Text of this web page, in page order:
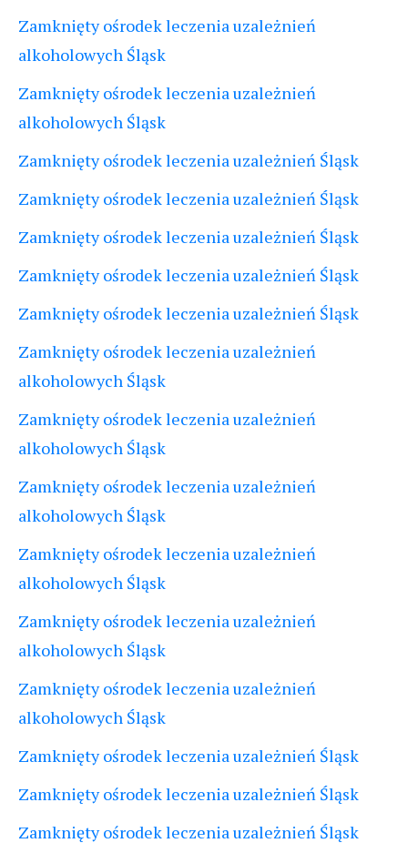
Zamknięty ośrodek leczenia uzależnień
alkoholowych Śląsk
Zamknięty ośrodek leczenia uzależnień
alkoholowych Śląsk
Zamknięty ośrodek leczenia uzależnień Śląsk
Zamknięty ośrodek leczenia uzależnień Śląsk
Zamknięty ośrodek leczenia uzależnień Śląsk
Zamknięty ośrodek leczenia uzależnień Śląsk
Zamknięty ośrodek leczenia uzależnień Śląsk
Zamknięty ośrodek leczenia uzależnień
alkoholowych Śląsk
Zamknięty ośrodek leczenia uzależnień
alkoholowych Śląsk
Zamknięty ośrodek leczenia uzależnień
alkoholowych Śląsk
Zamknięty ośrodek leczenia uzależnień
alkoholowych Śląsk
Zamknięty ośrodek leczenia uzależnień
alkoholowych Śląsk
Zamknięty ośrodek leczenia uzależnień
alkoholowych Śląsk
Zamknięty ośrodek leczenia uzależnień Śląsk
Zamknięty ośrodek leczenia uzależnień Śląsk
Zamknięty ośrodek leczenia uzależnień Śląsk